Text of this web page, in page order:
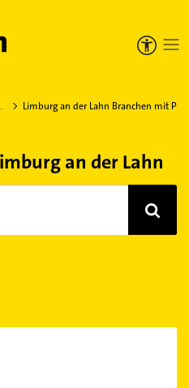
Lahn Limburg an der Lahn Branchen mit P
an der Lahn